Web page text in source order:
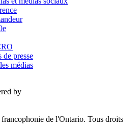
de presse
médias
by
de l'Ontario. Tous droits